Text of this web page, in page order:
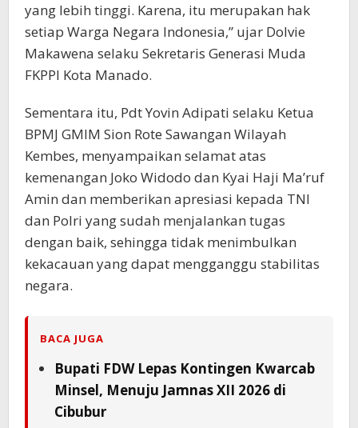
yang lebih tinggi. Karena, itu merupakan hak
setiap Warga Negara Indonesia,” ujar Dolvie
Makawena selaku Sekretaris Generasi Muda
FKPPI Kota Manado.
Sementara itu, Pdt Yovin Adipati selaku Ketua
BPMJ GMIM Sion Rote Sawangan Wilayah
Kembes, menyampaikan selamat atas
kemenangan Joko Widodo dan Kyai Haji Ma’ruf
Amin dan memberikan apresiasi kepada TNI
dan Polri yang sudah menjalankan tugas
dengan baik, sehingga tidak menimbulkan
kekacauan yang dapat mengganggu stabilitas
negara.
BACA JUGA
Bupati FDW Lepas Kontingen Kwarcab
Minsel, Menuju Jamnas XII 2026 di
Cibubur